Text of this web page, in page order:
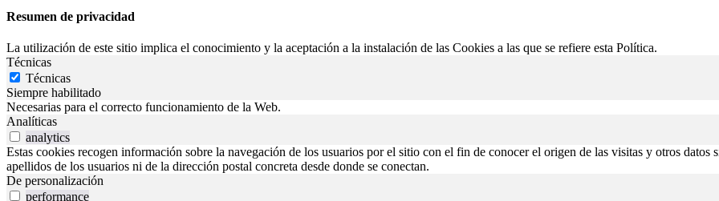
Resumen de privacidad
La utilización de este sitio implica el conocimiento y la aceptación a la instalación de las Cookies a las que se refiere esta Política.
Técnicas
Técnicas
Siempre habilitado
Necesarias para el correcto funcionamiento de la Web.
Analíticas
analytics
Estas cookies recogen información sobre la navegación de los usuarios por el sitio con el fin de conocer el origen de las visitas y otros
apellidos de los usuarios ni de la dirección postal concreta desde donde se conectan.
De personalización
performance